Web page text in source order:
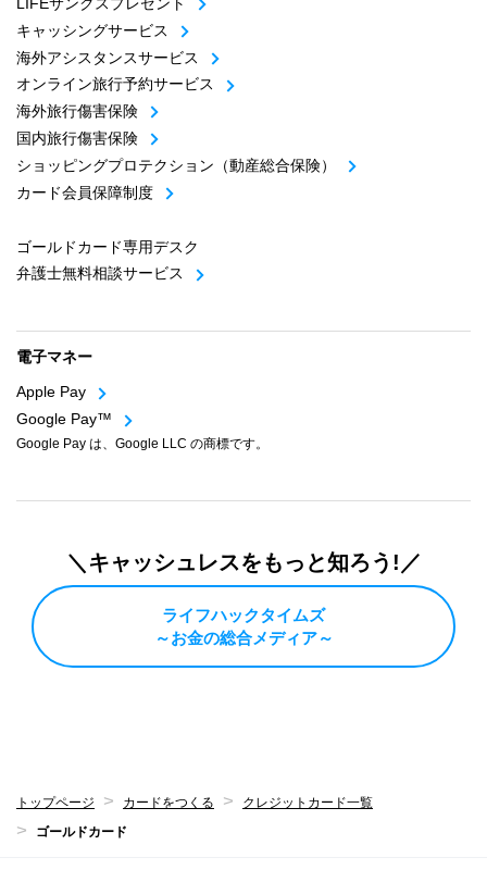
キャッシングサービス
海外アシスタンスサービス
オンライン旅行予約サービス
海外旅行傷害保険
国内旅行傷害保険
ショッピングプロテクション（動産総合保険）
カード会員保障制度
ゴールドカード専用デスク
弁護士無料相談サービス
電子マネー
Apple Pay
Google Pay™
Google Pay は、Google LLC の商標です。
＼キャッシュレスをもっと知ろう!／
ライフハックタイムズ
～お金の総合メディア～
トップページ カードをつくる
クレジットカード一覧
ゴールドカード